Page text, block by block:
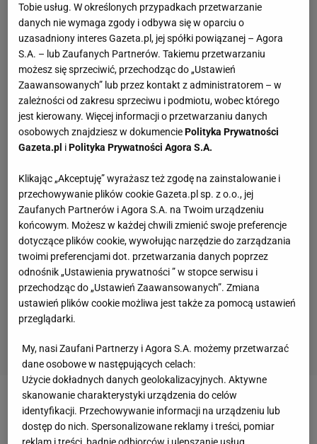
Zobacz wideoListkiewicz nie ma wątpliwości:
Probierz przywrócił życie w tej drużynie
Tobie usług. W określonych przypadkach przetwarzanie
danych nie wymaga zgody i odbywa się w oparciu o
uzasadniony interes Gazeta.pl, jej spółki powiązanej – Agora
S.A. – lub Zaufanych Partnerów. Takiemu przetwarzaniu
możesz się sprzeciwić, przechodząc do „Ustawień
Zaawansowanych” lub przez kontakt z administratorem – w
zależności od zakresu sprzeciwu i podmiotu, wobec którego
jest kierowany. Więcej informacji o przetwarzaniu danych
osobowych znajdziesz w dokumenciePolityka Prywatności
Gazeta.pl iPolityka Prywatności Agora S.A.
Klikając „Akceptuję” wyrażasz też zgodę na zainstalowanie i
przechowywanie plików cookie Gazeta.pl sp. z o.o., jej
Zaufanych Partnerów i Agora S.A. na Twoim urządzeniu
końcowym. Możesz w każdej chwili zmienić swoje preferencje
dotyczące plików cookie, wywołując narzędzie do zarządzania
twoimi preferencjami dot. przetwarzania danych poprzez
odnośnik „Ustawienia prywatności ” w stopce serwisu i
przechodząc do „Ustawień Zaawansowanych”. Zmiana
ustawień plików cookie możliwa jest także za pomocą ustawień
przeglądarki.
My, nasi Zaufani Partnerzy i Agora S.A. możemy przetwarzać
dane osobowe w następujących celach:
Użycie dokładnych danych geolokalizacyjnych. Aktywne
skanowanie charakterystyki urządzenia do celów
identyfikacji. Przechowywanie informacji na urządzeniu lub
dostęp do nich. Spersonalizowane reklamy i treści, pomiar
reklam i treści, badnie odbiorców i ulepszanie usług.